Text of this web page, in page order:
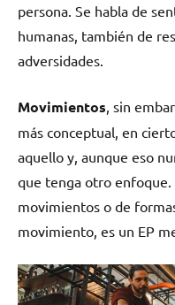
persona. Se habla de
humanas, también de
adversidades.
Movimientos , sin
más conceptual, en
aquello y, aunque eso
que tenga otro
movimientos o de
movimiento, es un EP